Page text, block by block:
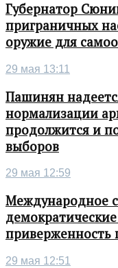
Губернатор
приграничных
оружие для
29 мая 13:11
Пашинян
нормализации
продолжится и
выборов
29 мая 12:59
Международное
приверженность
29 мая 12:51